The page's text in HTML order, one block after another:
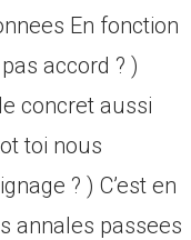
En fonction
accord ? )
concret aussi
toi nous
? ) C’est en
annales passees